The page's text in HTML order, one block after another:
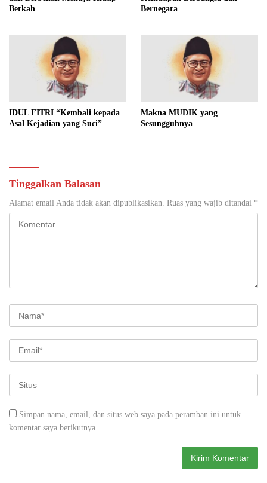
Berkah
Bernegara
IDUL FITRI “Kembali kepada
Asal Kejadian yang Suci”
Makna MUDIK yang
Sesungguhnya
Tinggalkan Balasan
Alamat email Anda tidak akan dipublikasikan. Ruas yang wajib ditandai *
Simpan nama, email, dan situs web saya pada peramban ini untuk
komentar saya berikutnya.